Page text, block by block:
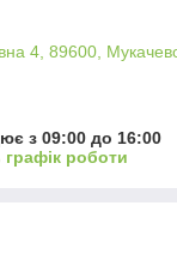
4, 89600,
з 09:00 до 16:00
роботи